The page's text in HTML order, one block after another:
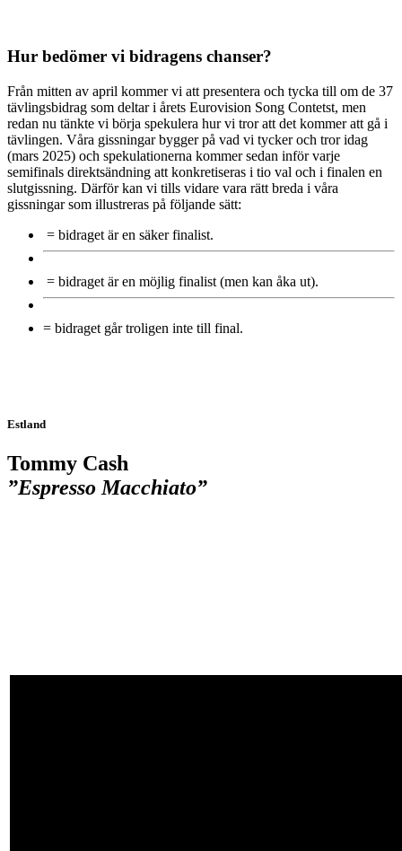
Hur bedömer vi bidragens chanser?
Från mitten av april kommer vi att presentera och tycka till om de 37
tävlingsbidrag som deltar i årets Eurovision Song Contetst, men
redan nu tänkte vi börja spekulera hur vi tror att det kommer att gå i
tävlingen. Våra gissningar bygger på vad vi tycker och tror idag
(mars 2025) och spekulationerna kommer sedan inför varje
semifinals direktsändning att konkretiseras i tio val och i finalen en
slutgissning. Därför kan vi tills vidare vara rätt breda i våra
gissningar som illustreras på följande sätt:
= bidraget är en säker finalist.
= bidraget är en möjlig finalist (men kan åka ut).
= bidraget går troligen inte till final.
Estland
Tommy Cash
”Espresso Macchiato”